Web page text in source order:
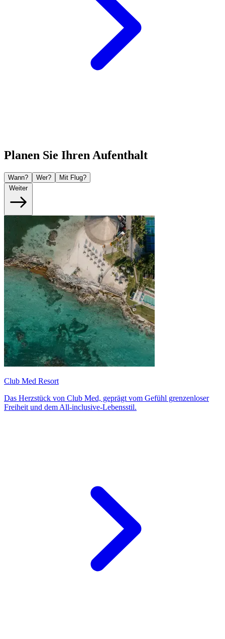
Planen Sie Ihren Aufenthalt
Wann? Wer?
Mit Flug?
Weiter
Club Med Resort
Das Herzstück von Club Med, geprägt vom Gefühl grenzenloser
Freiheit und dem All-inclusive-Lebensstil.